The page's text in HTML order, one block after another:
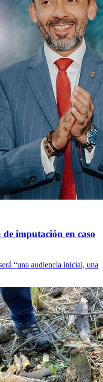
imputación en caso
“una audiencia inicial, una